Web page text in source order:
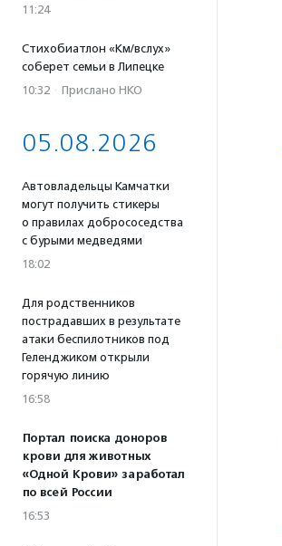
11:24
Стихобиатлон «Км/вслух»
соберет семьи в Липецке
10:32 · Прислано НКО
05.08.2026
Автовладельцы Камчатки
могут получить стикеры
о правилах добрососедства
с бурыми медведями
18:02
Для родственников
пострадавших в результате
атаки беспилотников под
Геленджиком открыли
горячую линию
16:58
Портал поиска доноров
крови для животных
«Одной Крови» заработал
по всей России
16:53